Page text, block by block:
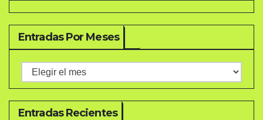
Entradas Por Meses
Entradas
por
Entradas Recientes